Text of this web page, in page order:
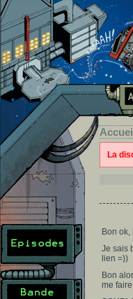
La
Bon
Je sais
lien =))
Bon
me